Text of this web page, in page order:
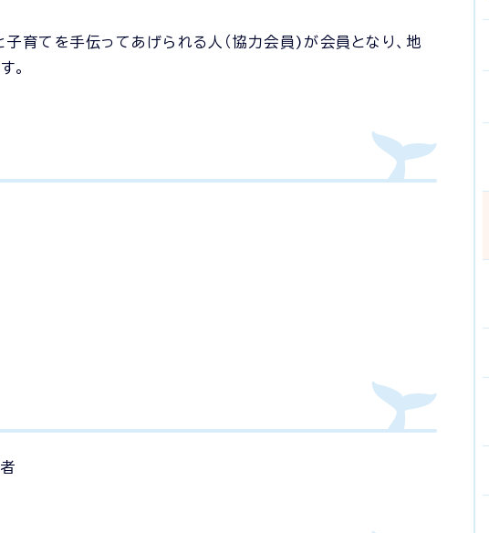
子育てを手伝ってあげられる人（協力会員)が会員となり、地
。